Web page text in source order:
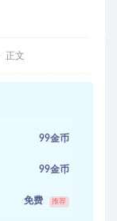
正文
99金币
99金币
免费 推荐